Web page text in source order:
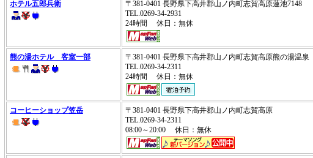
ホテル五郎兵衛
〒381-0401 長野県下高井郡山ノ内町志賀高原蓮池7148
TEL.0269-34-2931
24時間 休日：無休
熊の湯ホテル 客室一部
〒381-0401 長野県下高井郡山ノ内町志賀高原熊の湯温泉
TEL.0269-34-2311
24時間 休日：無休
コーヒーショップ笠岳
〒381-0401 長野県下高井郡山ノ内町志賀高原
TEL.0269-34-2311
08:00～20:00 休日：無休